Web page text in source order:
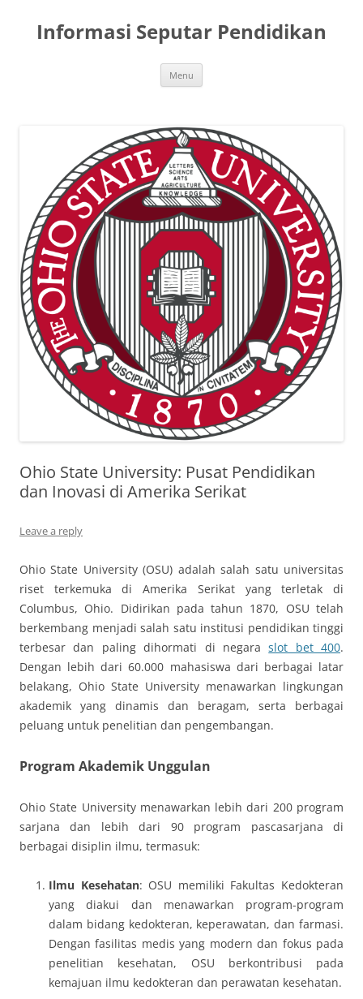
content
Informasi Seputar Pendidikan
Menu
Ohio State University: Pusat Pendidikan
dan Inovasi di Amerika Serikat
Leave a reply
Ohio State University (OSU) adalah salah satu universitas
riset terkemuka di Amerika Serikat yang terletak di
Columbus, Ohio. Didirikan pada tahun 1870, OSU telah
berkembang menjadi salah satu institusi pendidikan tinggi
terbesar dan paling dihormati di negaraslot bet 400.
Dengan lebih dari 60.000 mahasiswa dari berbagai latar
belakang, Ohio State University menawarkan lingkungan
akademik yang dinamis dan beragam, serta berbagai
peluang untuk penelitian dan pengembangan.
Program Akademik Unggulan
Ohio State University menawarkan lebih dari 200 program
sarjana dan lebih dari 90 program pascasarjana di
berbagai disiplin ilmu, termasuk:
Ilmu Kesehatan: OSU memiliki Fakultas Kedokteran
yang diakui dan menawarkan program-program
dalam bidang kedokteran, keperawatan, dan farmasi.
Dengan fasilitas medis yang modern dan fokus pada
penelitian kesehatan, OSU berkontribusi pada
kemajuan ilmu kedokteran dan perawatan kesehatan.